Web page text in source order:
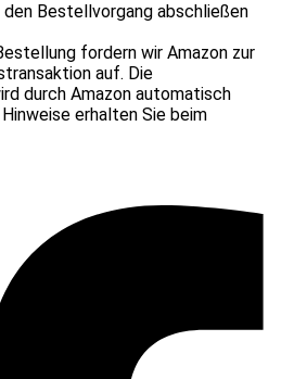
Bestellvorgang abschließen
fordern wir Amazon zur
auf. Die
durch Amazon automatisch
erhalten Sie beim